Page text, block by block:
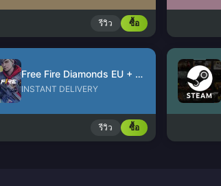
รีวิว ซื้อ
Free Fire Diamonds EU + TR
INSTANT DELIVERY
รีวิว ซื้อ